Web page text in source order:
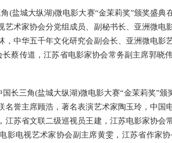
城大纵湖)微电影大赛“金茉莉奖”颁奖盛典
艺术家协会分党组成员、副秘书长、亚洲微
，中华五千年文化研究会副会长、亚洲微电
蔡传道，江苏省电影家协会常务副主席郭晓
三角(盐城大纵湖)微电影大赛“金茉莉奖”颁
名誉主席顾浩，著名表演艺术家陶玉玲，中
江苏省文联二级巡视员王建，江苏电影家协
影电视艺术家协会副主席黄雯，江苏省作家